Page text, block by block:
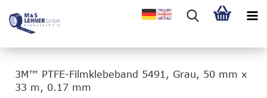
3M™ PTFE-Filmklebeband 5491, Grau, 50 mm x
33 m, 0.17 mm